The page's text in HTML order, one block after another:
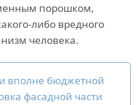
порошком,
либо вредного
человека.
вполне бюджетной
фасадной части